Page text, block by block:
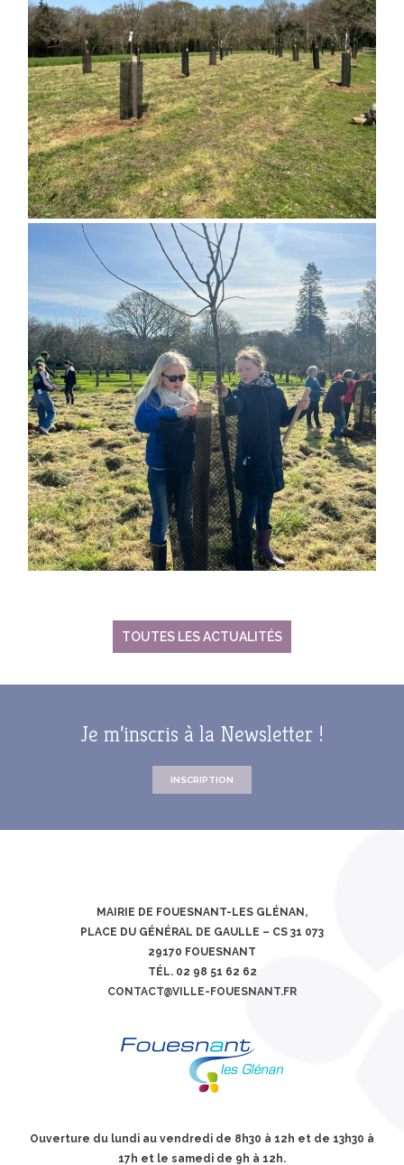
TOUTES LES ACTUALITÉS
Je m’inscris à la Newsletter !
INSCRIPTION
MAIRIE DE FOUESNANT-LES GLÉNAN,
PLACE DU GÉNÉRAL DE GAULLE – CS 31 073
29170 FOUESNANT
TÉL. 02 98 51 62 62
CONTACT@VILLE-FOUESNANT.FR
Ouverture du lundi au vendredi de 8h30 à 12h et de 13h30 à
17h et le samedi de 9h à 12h.